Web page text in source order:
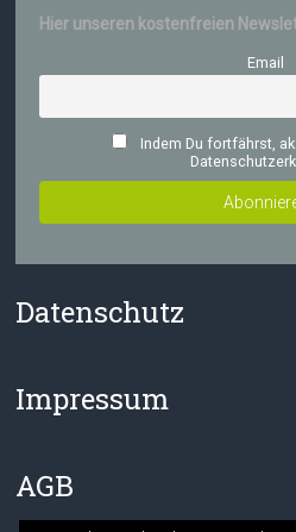
Hier unseren kostenfreien
Email
Indem Du fortfährst,
Datenschutz
Impressum
AGB